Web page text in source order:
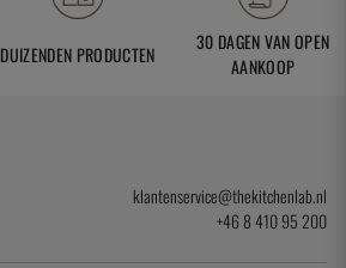
DUIZENDEN PRODUCTEN
30 DAGEN VAN OPEN
AANKOOP
klantenservice@thekitchenlab.nl
+46 8 410 95 200